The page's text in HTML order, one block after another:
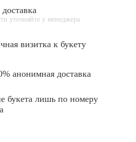
уточняйте у менеджера
визитка к букету
анонимная доставка
букета лишь по номеру